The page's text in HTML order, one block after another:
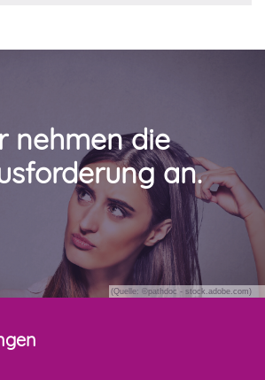
nehmen die
an.
(Quelle: ©pathdoc - stock.adobe.com)